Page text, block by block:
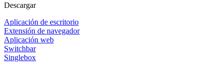
Descargar
Aplicación de escritorio
Extensión de navegador
Aplicación web
Switchbar
Singlebox